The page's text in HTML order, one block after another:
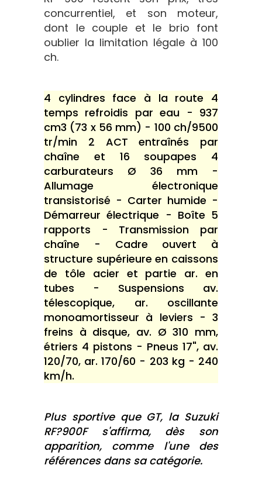
concurrentiel, et son moteur,
dont le couple et le brio font
oublier la limitation légale à 100
ch.
4 cylindres face à la route 4
temps refroidis par eau - 937
cm3 (73 x 56 mm) - 100 ch/9500
tr/min 2 ACT entraînés par
chaîne et 16 soupapes 4
carburateurs Ø 36 mm -
Allumage électronique
transistorisé - Carter humide -
Démarreur électrique - Boîte 5
rapports - Transmission par
chaîne - Cadre ouvert à
structure supérieure en caissons
de tôle acier et partie ar. en
tubes - Suspensions av.
télescopique, ar. oscillante
monoamortisseur à leviers - 3
freins à disque, av. Ø 310 mm,
étriers 4 pistons - Pneus 17", av.
120/70, ar. 170/60 - 203 kg - 240
km/h.
Plus sportive que GT, la Suzuki
RF?900F s'affirma, dès son
apparition, comme l'une des
références dans sa catégorie.